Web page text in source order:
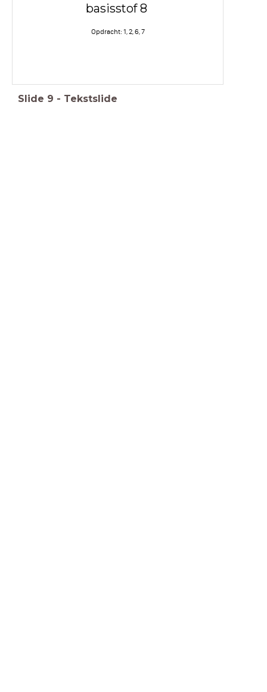
basisstof 8
Opdracht: 1, 2, 6, 7
Slide 9 - Tekstslide